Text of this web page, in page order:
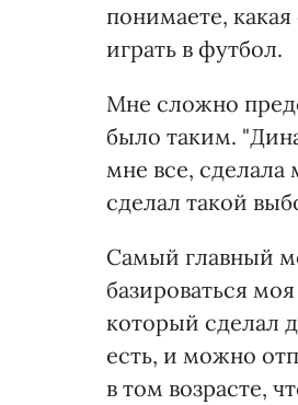
понимаете,
играть в футбол.
Мне сложно
было таким.
мне все,
сделал такой
Самый главный
базироваться
который сделал
есть, и можно
в том возрасте,